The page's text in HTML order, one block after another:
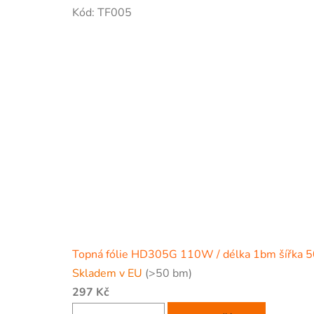
Kód: TF005
Topná fólie HD305G 110W / délka 1bm šířka
Skladem v EU (>50 bm)
297 Kč